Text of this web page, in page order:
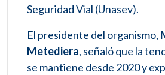
Seguridad Vial (Unasev).
El presidente del organismo,
Metediera, señaló que la
se mantiene desde 2020 y